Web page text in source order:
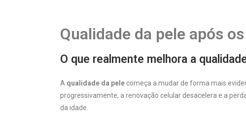
Qualidade da pele após
O que realmente melhora a
A qualidade da pele começa a mudar de forma mais
progressivamente, a renovação celular desacelera e a
da idade.